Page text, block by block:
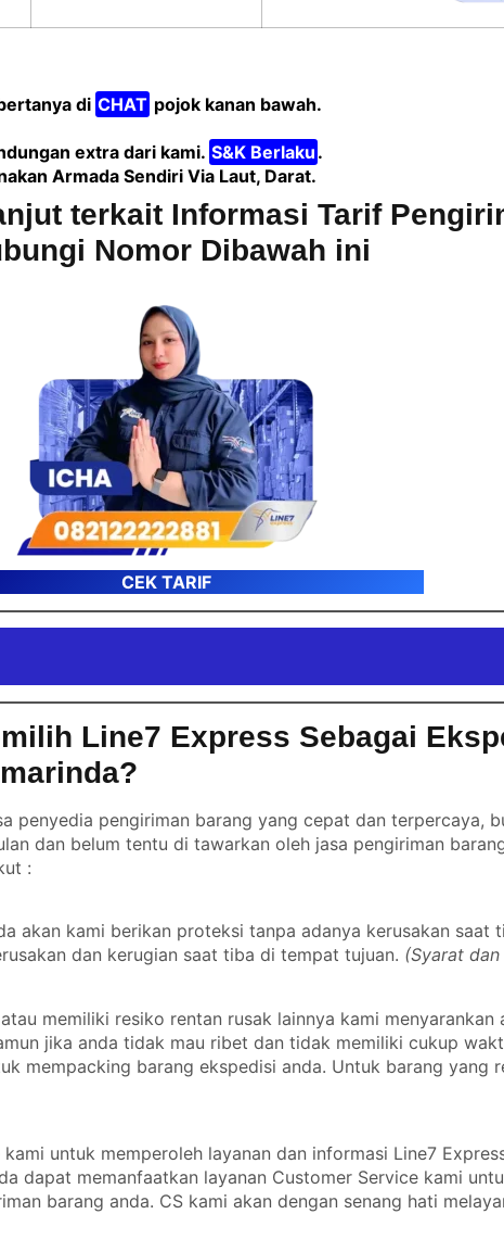
di CHAT pojok kanan bawah.
extra dari kami. S&K Berlaku .
Armada Sendiri Via Laut, Darat.
terkait Informasi Tarif
Nomor Dibawah ini
CEK TARIF
Line7 Express Sebagai
penyedia pengiriman barang yang cepat dan terpercaya,
dan belum tentu di tawarkan oleh jasa pengiriman
:
akan kami berikan proteksi tanpa adanya kerusakan saat
dan kerugian saat tiba di tempat tujuan. (Syarat
memiliki resiko rentan rusak lainnya kami menyarankan
jika anda tidak mau ribet dan tidak memiliki cukup
mempacking barang ekspedisi anda. Untuk barang yang
untuk memperoleh layanan dan informasi Line7
dapat memanfaatkan layanan Customer Service kami
barang anda. CS kami akan dengan senang hati